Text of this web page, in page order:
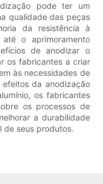
pode ter um
qualidade das peças
da resistência à
o aprimoramento
de anodizar o
os fabricantes a criar
às necessidades de
da anodização
os fabricantes
os processos de
a durabilidade
de seus produtos.